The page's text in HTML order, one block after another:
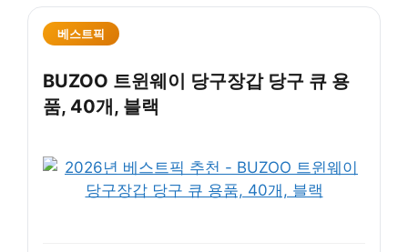
베스트픽
BUZOO 트윈웨이 당구장갑 당구 큐 용
품, 40개, 블랙